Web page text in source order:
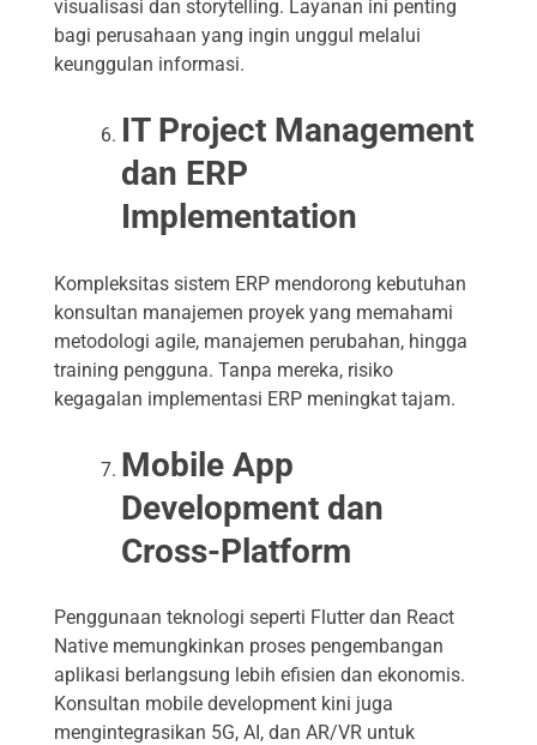
visualisasi dan storytelling. Layanan ini penting
bagi perusahaan yang ingin unggul melalui
keunggulan informasi.
IT Project Management
dan ERP
Implementation
Kompleksitas sistem ERP mendorong kebutuhan
konsultan manajemen proyek yang memahami
metodologi agile, manajemen perubahan, hingga
training pengguna. Tanpa mereka, risiko
kegagalan implementasi ERP meningkat tajam.
Mobile App
Development dan
Cross-Platform
Penggunaan teknologi seperti Flutter dan React
Native memungkinkan proses pengembangan
aplikasi berlangsung lebih efisien dan ekonomis.
Konsultan mobile development kini juga
mengintegrasikan 5G, AI, dan AR/VR untuk